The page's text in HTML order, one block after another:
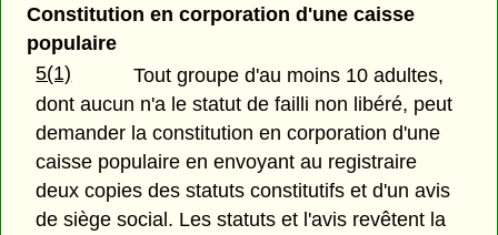
Constitution en corporation d'une caisse
populaire
5(1)
Tout groupe d'au moins 10 adultes,
dont aucun n'a le statut de failli non libéré, peut
demander la constitution en corporation d'une
caisse populaire en envoyant au registraire
deux copies des statuts constitutifs et d'un avis
de siège social. Les statuts et l'avis revêtent la